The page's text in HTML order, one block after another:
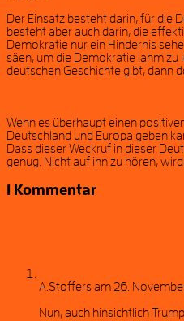
Der Einsatz besteht darin, für die
besteht aber auch darin, die
Demokratie nur ein Hindernis
säen, um die Demokratie lahm zu
deutschen Geschichte gibt, dann
Wenn es überhaupt einen
Deutschland und Europa geben
Dass dieser Weckruf in dieser
genug. Nicht auf ihn zu hören,
1 Kommentar
A.Stoffersam 26.
Nun, auch hinsichtlich